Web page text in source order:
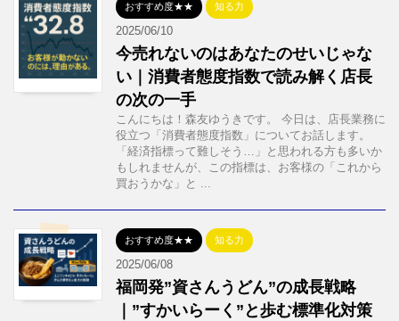
おすすめ度★★ 知る力
2025/06/10
今売れないのはあなたのせいじゃな
い｜消費者態度指数で読み解く店長
の次の一手
こんにちは！森友ゆうきです。 今日は、店長業務に
役立つ「消費者態度指数」についてお話します。
「経済指標って難しそう…」と思われる方も多いか
もしれませんが、この指標は、お客様の「これから
買おうかな」と ...
おすすめ度★★ 知る力
2025/06/08
福岡発”資さんうどん”の成長戦略
｜”すかいらーく”と歩む標準化対策